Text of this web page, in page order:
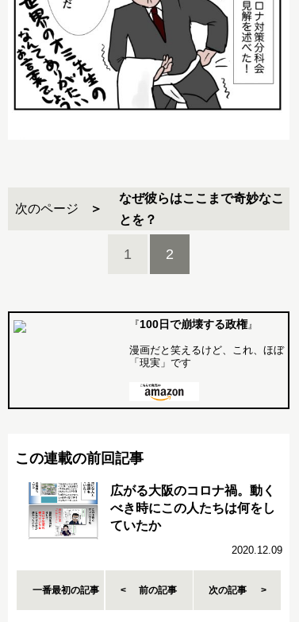
次のページ
なぜ彼らはここまで奇妙なこ
とを？
1 2
『100日で崩壊する政権』
漫画だと笑えるけど、これ、ほぼ
「現実」です
この連載の前回記事
広がる大阪のコロナ禍。動く
べき時にこの人たちは何をし
ていたか
2020.12.09
一番最初の記事 前の記事 次の記事